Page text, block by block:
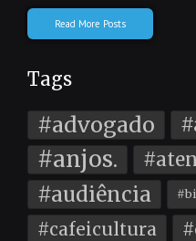
Read More Posts
Tags
#advogado
#anjos.
#audiência
#cafeicultura